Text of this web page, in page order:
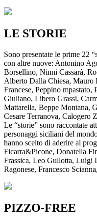
LE STORIE
Sono presentate le prime 22
con altre nuove: Antonino
Borsellino, Ninni Cassarà,
Alberto Dalla Chiesa,
Francese, Peppino
Giuliano, Libero Grassi,
Mattarella, Beppe Montana,
Cesare Terranova, Calogero
Le “storie” sono raccontate
personaggi siciliani del
hanno scelto di aderire al
Ficarra&Picone, Donatella
Frassica, Leo Gullotta, Luigi
Ragonese, Francesco
PIZZO-FREE